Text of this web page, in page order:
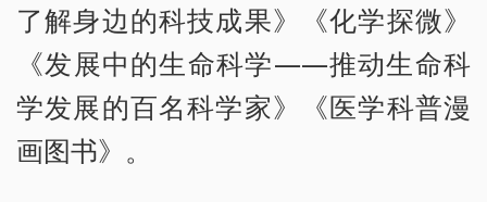
了解身边的科技成果》《化学探微》
《发展中的生命科学——推动生命科
学发展的百名科学家》《医学科普漫
画图书》。